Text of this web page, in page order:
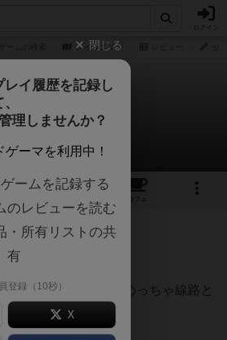
レイルエイジ
レイルエイジ
セキトさんのレビュー
5
カフェ
10ヶ月前
会社の社長となり、めっちゃ線路と
！っていうゲーム
閉じる
イ履歴を記録し
理しませんか？
ゲーマを利用中！
ームを記録する
のレビューを読む
・所有リストの共
有
登録（10秒）
X